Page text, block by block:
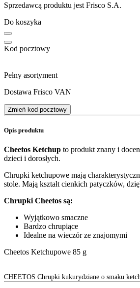
Sprzedawcą produktu jest Frisco S.A.
Do koszyka
Kod pocztowy
Pełny asortyment
Dostawa Frisco VAN
Zmień kod pocztowy
Opis produktu
Cheetos Ketchup to produkt znany i
dzieci i dorosłych.
Chrupki ketchupowe mają
stole. Mają kształt cienkich patyczków,
Chrupki Cheetos są:
Wyjątkowo smaczne
Bardzo chrupiące
Idealne na wieczór ze znajomymi
Cheetos Ketchupowe 85 g
CHEETOS Chrupki kukurydziane o smaku